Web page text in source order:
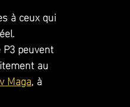
peuvent
au
Maga, à